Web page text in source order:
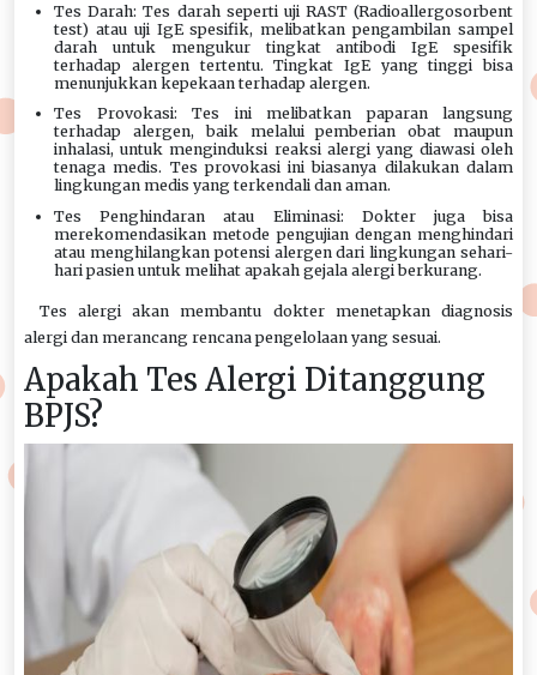
Tes Darah: Tes darah seperti uji RAST (Radioallergosorbent
test) atau uji IgE spesifik, melibatkan pengambilan sampel
darah untuk mengukur tingkat antibodi IgE spesifik
terhadap alergen tertentu. Tingkat IgE yang tinggi bisa
menunjukkan kepekaan terhadap alergen.
Tes Provokasi: Tes ini melibatkan paparan langsung
terhadap alergen, baik melalui pemberian obat maupun
inhalasi, untuk menginduksi reaksi alergi yang diawasi oleh
tenaga medis. Tes provokasi ini biasanya dilakukan dalam
lingkungan medis yang terkendali dan aman.
Tes Penghindaran atau Eliminasi: Dokter juga bisa
merekomendasikan metode pengujian dengan menghindari
atau menghilangkan potensi alergen dari lingkungan sehari-
hari pasien untuk melihat apakah gejala alergi berkurang.
Tes alergi akan membantu dokter menetapkan diagnosis
alergi dan merancang rencana pengelolaan yang sesuai.
Apakah Tes Alergi Ditanggung
BPJS?